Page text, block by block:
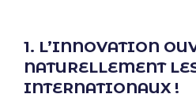
1. L’INNOVATION
NATURELLEMENT
INTERNATIONAUX !